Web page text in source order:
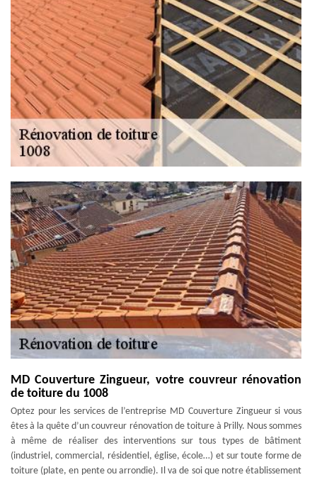
MD Couverture Zingueur, votre couvreur rénovation
de toiture du 1008
Optez pour les services de l’entreprise MD Couverture Zingueur si vous
êtes à la quête d’un couvreur rénovation de toiture à Prilly. Nous sommes
à même de réaliser des interventions sur tous types de bâtiment
(industriel, commercial, résidentiel, église, école…) et sur toute forme de
toiture (plate, en pente ou arrondie). Il va de soi que notre établissement